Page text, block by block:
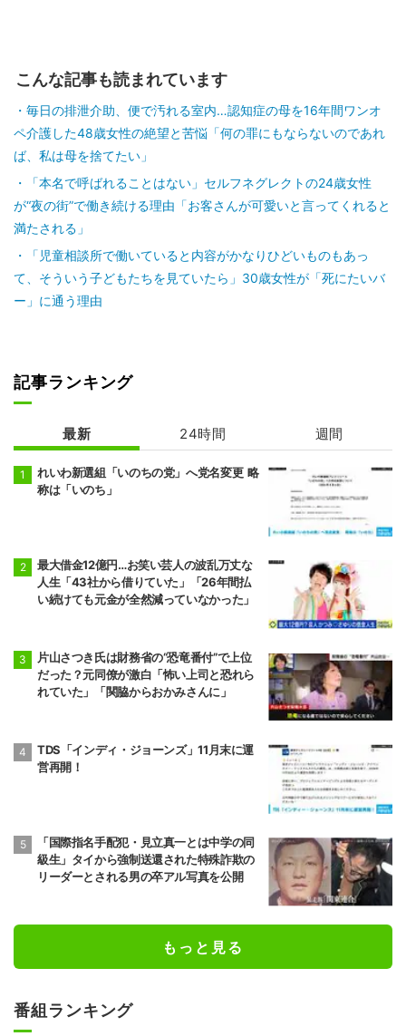
こんな記事も読まれています
毎日の排泄介助、便で汚れる室内…認知症の母を16年間ワンオ
ペ介護した48歳女性の絶望と苦悩「何の罪にもならないのであれ
ば、私は母を捨てたい」
「本名で呼ばれることはない」セルフネグレクトの24歳女性
が“夜の街”で働き続ける理由「お客さんが可愛いと言ってくれると
満たされる」
「児童相談所で働いていると内容がかなりひどいものもあっ
て、そういう子どもたちを見ていたら」30歳女性が「死にたいバ
ー」に通う理由
記事ランキング
最新 24時間 週間
れいわ新選組「いのちの党」へ党名変更 略
称は「いのち」
最大借金12億円…お笑い芸人の波乱万丈な
人生「43社から借りていた」「26年間払
い続けても元金が全然減っていなかった」
片山さつき氏は財務省の“恐竜番付”で上位
だった？元同僚が激白「怖い上司と恐れら
れていた」「関脇からおかみさんに」
TDS「インディ・ジョーンズ」11月末に運
営再開！
「国際指名手配犯・見立真一とは中学の同
級生」タイから強制送還された特殊詐欺の
リーダーとされる男の卒アル写真を公開
もっと見る
番組ランキング